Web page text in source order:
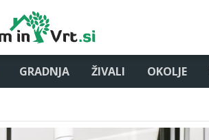
GRADNJA ŽIVALI OKOLJE